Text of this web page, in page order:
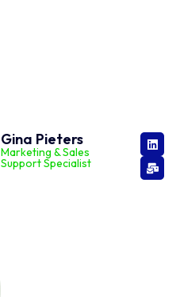
Gina Pieters
Marketing & Sales
Support Specialist